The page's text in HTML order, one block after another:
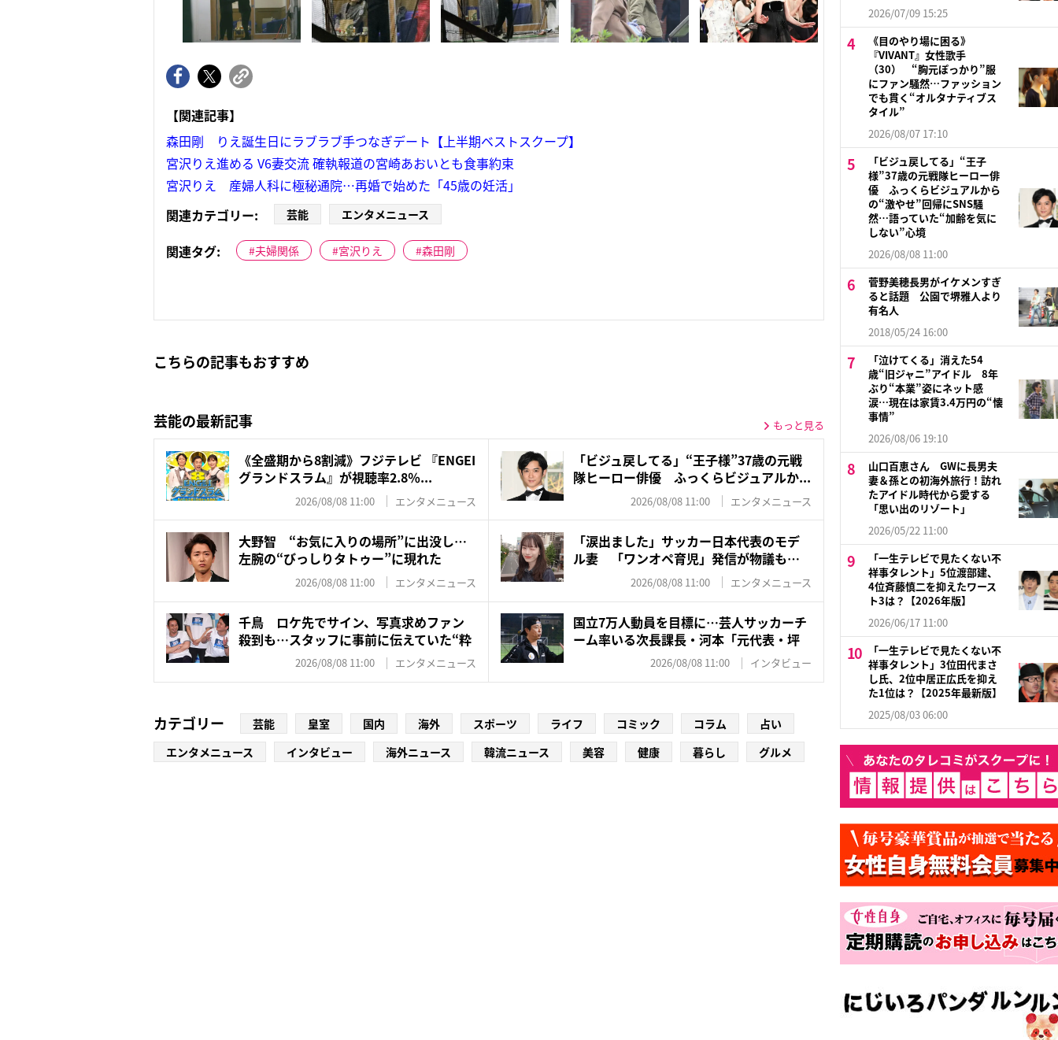
【関連記事】
森田剛 りえ誕生日にラブラブ手つなぎデート【上半期ベストスクープ】
宮沢りえ進める V6妻交流 確執報道の宮崎あおいとも食事約束
宮沢りえ 産婦人科に極秘通院…再婚で始めた「45歳の妊活」
関連カテゴリー:
芸能 エンタメニュース
関連タグ: 夫婦関係 宮沢りえ 森田剛
こちらの記事もおすすめ
芸能の最新記事 もっと見る
《全盛期から8割減》フジテレビ 『ENGEI
グランドスラム』が視聴率2.8％...
2026/08/08 11:00 エンタメニュース
「ビジュ戻してる」“王子様”37歳の元戦
隊ヒーロー俳優 ふっくらビジュアルか...
2026/08/08 11:00 エンタメニュース
大野智 “お気に入りの場所”に出没し…
左腕の“びっしりタトゥー”に現れた
2026/08/08 11:00 エンタメニュース
「涙出ました」サッカー日本代表のモデ
ル妻 「ワンオペ育児」発信が物議も…
2026/08/08 11:00 エンタメニュース
千鳥 ロケ先でサイン、写真求めファン
殺到も…スタッフに事前に伝えていた“粋
2026/08/08 11:00 エンタメニュース
国立7万人動員を目標に…芸人サッカーチ
ーム率いる次長課長・河本「元代表・坪
2026/08/08 11:00 インタビュー
カテゴリー 芸能 皇室 国内 海外 スポーツ ライフ コミック コラム
占い
エンタメニュース
インタビュー 海外ニュース 韓流ニュース 美容 健康 暮らし グルメ
2026/07/09 15:25
《目のやり場に困る》
『VIVANT』女性歌手
（30） “胸元ぽっかり”服
にファン騒然…ファッション
でも貫く“オルタナティブス
タイル”
2026/08/07 17:10
「ビジュ戻してる」“王子
様”37歳の元戦隊ヒーロー俳
優 ふっくらビジュアルから
の“激やせ”回帰にSNS騒
然…語っていた“加齢を気に
しない”心境
2026/08/08 11:00
菅野美穂長男がイケメンすぎ
ると話題 公園で堺雅人より
有名人
2018/05/24 16:00
「泣けてくる」消えた54
歳“旧ジャニ”アイドル 8年
ぶり“本業”姿にネット感
涙…現在は家賃3.4万円の“懐
事情”
2026/08/06 19:10
山口百恵さん GWに長男夫
妻＆孫との初海外旅行！訪れ
たアイドル時代から愛する
「思い出のリゾート」
2026/05/22 11:00
「一生テレビで見たくない不
祥事タレント」5位渡部建、
4位斉藤慎二を抑えたワース
ト3は？【2026年版】
2026/06/17 11:00
「一生テレビで見たくない不
祥事タレント」3位田代まさ
し氏、2位中居正広氏を抑え
た1位は？【2025年最新版】
2025/08/03 06:00